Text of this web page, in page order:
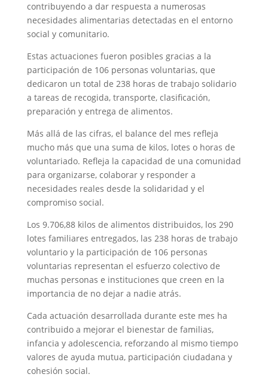
contribuyendo a dar respuesta a numerosas
necesidades alimentarias detectadas en el entorno
social y comunitario.
Estas actuaciones fueron posibles gracias a la
participación de 106 personas voluntarias, que
dedicaron un total de 238 horas de trabajo solidario
a tareas de recogida, transporte, clasificación,
preparación y entrega de alimentos.
Más allá de las cifras, el balance del mes refleja
mucho más que una suma de kilos, lotes o horas de
voluntariado. Refleja la capacidad de una comunidad
para organizarse, colaborar y responder a
necesidades reales desde la solidaridad y el
compromiso social.
Los 9.706,88 kilos de alimentos distribuidos, los 290
lotes familiares entregados, las 238 horas de trabajo
voluntario y la participación de 106 personas
voluntarias representan el esfuerzo colectivo de
muchas personas e instituciones que creen en la
importancia de no dejar a nadie atrás.
Cada actuación desarrollada durante este mes ha
contribuido a mejorar el bienestar de familias,
infancia y adolescencia, reforzando al mismo tiempo
valores de ayuda mutua, participación ciudadana y
cohesión social.